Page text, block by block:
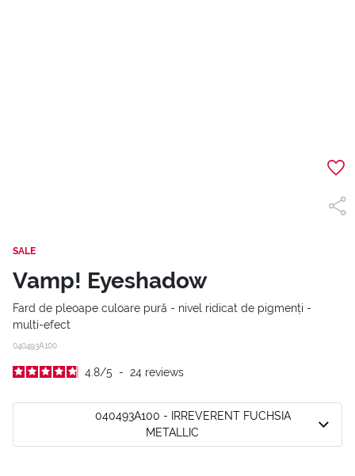
SALE
Vamp! Eyeshadow
Fard de pleoape culoare pură - nivel ridicat de pigmenți -
multi-efect
040493A100
4.8/5 - 24 reviews
040493A100 - IRREVERENT FUCHSIA
METALLIC